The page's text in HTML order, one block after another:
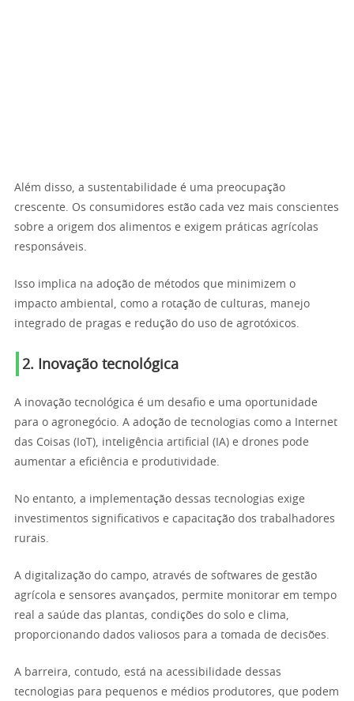
Além disso, a sustentabilidade é uma preocupação
crescente. Os consumidores estão cada vez mais conscientes
sobre a origem dos alimentos e exigem práticas agrícolas
responsáveis.
Isso implica na adoção de métodos que minimizem o
impacto ambiental, como a rotação de culturas, manejo
integrado de pragas e redução do uso de agrotóxicos.
2. Inovação tecnológica
A inovação tecnológica é um desafio e uma oportunidade
para o agronegócio. A adoção de tecnologias como a Internet
das Coisas (IoT), inteligência artificial (IA) e drones pode
aumentar a eficiência e produtividade.
No entanto, a implementação dessas tecnologias exige
investimentos significativos e capacitação dos trabalhadores
rurais.
A digitalização do campo, através de softwares de gestão
agrícola e sensores avançados, permite monitorar em tempo
real a saúde das plantas, condições do solo e clima,
proporcionando dados valiosos para a tomada de decisões.
A barreira, contudo, está na acessibilidade dessas
tecnologias para pequenos e médios produtores, que podem